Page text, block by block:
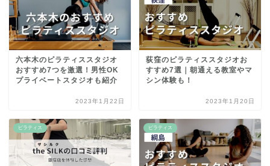
六本木のピラティススタジオ
おすすめ7つを激選！男性OK
プライベートスタジオも紹介
2023年1月22日
荻窪のピラティススタジオお
すすめ7選｜朝通える教室やマ
シン体験も！
2023年1月20日
ピラティス ピラティス